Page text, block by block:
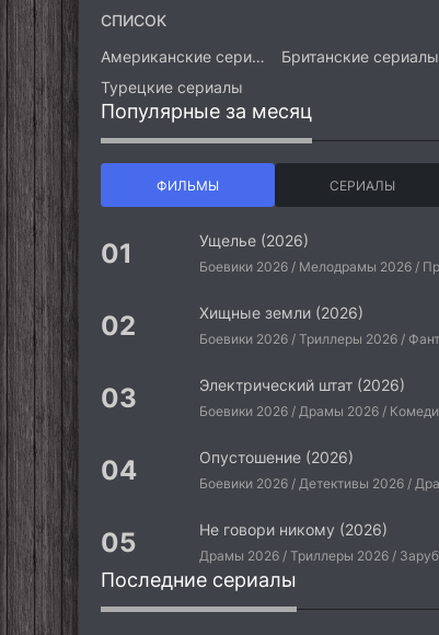
СПИСОК
Американские сериалы
Британские сериалы
Турецкие сериалы
Популярные за месяц
ФИЛЬМЫ СЕРИАЛЫ
Ущелье (2026)
Хищные земли (2026)
Электрический штат (2026)
Опустошение (2026)
Не говори никому (2026)
Последние сериалы